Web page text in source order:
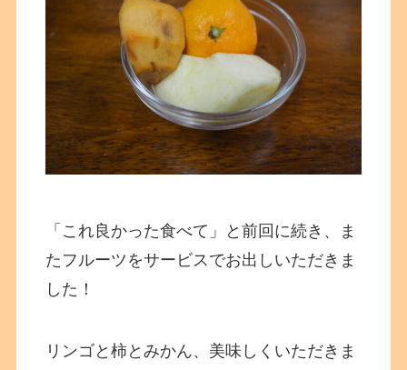
「これ良かった食べて」と前回に続き、ま
たフルーツをサービスでお出しいただきま
した！
リンゴと柿とみかん、美味しくいただきま